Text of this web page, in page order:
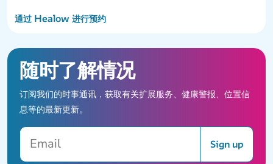
通过 Healow 进行预约
随时了解情况
订阅我们的时事通讯，获取有关扩展服务、健康警报、位置信
息等的最新更新。
Email
Sign up